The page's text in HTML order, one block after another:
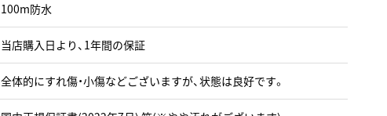
100m防水
当店購入日より、1年間の保証
全体的にすれ傷・小傷などございますが、状態は良好です。